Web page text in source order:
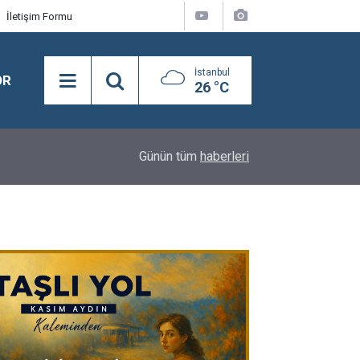
İletişim Formu
İstanbul
26 °C
Adnan Demirci ve Nevaf Bilek Hakkari Ticaret
Günün tüm haberleri